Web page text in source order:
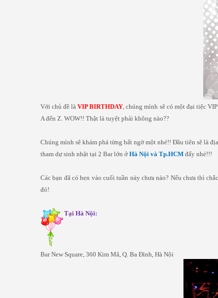
Với chủ đề làVIP BIRTHDAY, chúng mình sẽ có một đại tiệc
A đến Z. WOW!! Thật là tuyệt phải không nào??
Chúng mình sẽ khám phá từng bất ngờ một nhé!! Đầu tiên sẽ là
tham dự sinh nhật tại 2 Bar lớn ở Hà Nội và Tp.HCM đấy nhé!!!
Các bạn đã có hẹn vào cuối tuần này chưa nào? Nếu chưa thì
đó!
Tại Hà Nội:
Bar New Square, 360 Kim Mã, Q. Ba Đình, Hà Nội